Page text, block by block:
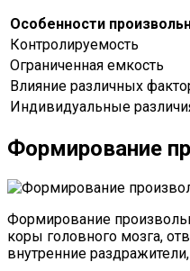
Особенности
Контролируемость
Ограниченная емкость
Влияние различных
Индивидуальные
Формирование
Формирование
коры головного мозга,
внутренние